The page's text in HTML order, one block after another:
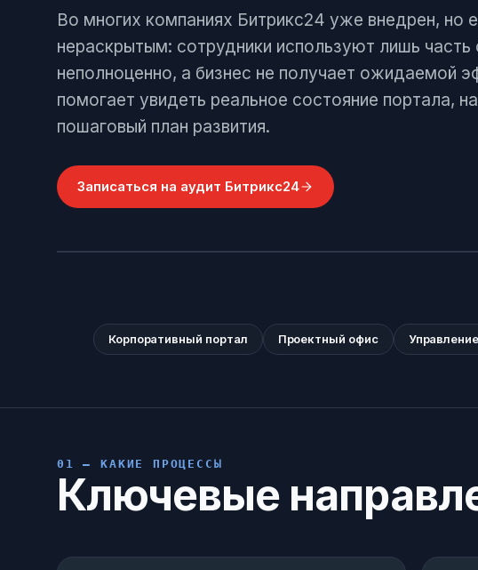
+7 (495) 215-52-91 · Пн–Пт, 10–19 МСК
Оставить заявку
Во многих компаниях Битрикс24 уже внедрен, но
нераскрытым: сотрудники используют лишь
неполноценно, а бизнес не получает ожидаемой
помогает увидеть реальное состояние портала,
пошаговый план развития.
Записаться на аудит Битрикс24
Корпоративный портал Проектный офис
01 — КАКИЕ ПРОЦЕССЫ
Ключевые